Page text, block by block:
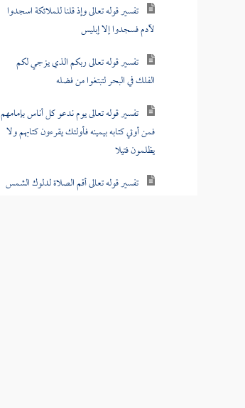
تفسير قوله تعالى وإذ قلنا للملائكة اسجدوا
لآدم فسجدوا إلا إبليس
تفسير قوله تعالى ربكم الذي يزجي لكم
الفلك في البحر لتبتغوا من فضله
تفسير قوله تعالى يوم ندعو كل أناس بإمامهم
فمن أوتي كتابه بيمينه فأولئك يقرءون كتابهم ولا
يظلمون فتيلا
تفسير قوله تعالى أقم الصلاة لدلوك الشمس